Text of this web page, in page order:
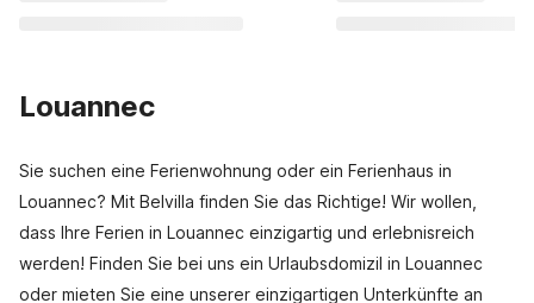
Louannec
Sie suchen eine Ferienwohnung oder ein Ferienhaus in
Louannec? Mit Belvilla finden Sie das Richtige! Wir wollen,
dass Ihre Ferien in Louannec einzigartig und erlebnisreich
werden! Finden Sie bei uns ein Urlaubsdomizil in Louannec
oder mieten Sie eine unserer einzigartigen Unterkünfte an